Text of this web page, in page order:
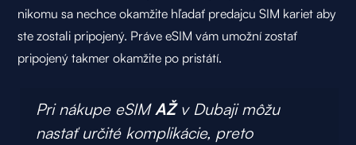
nikomu sa nechce okamžite hľadať predajcu SIM kariet aby
ste zostali pripojený. Práve eSIM vám umožní zostať
pripojený takmer okamžite po pristátí.
Pri nákupe eSIM AŽv Dubaji môžu
nastať určité komplikácie, preto